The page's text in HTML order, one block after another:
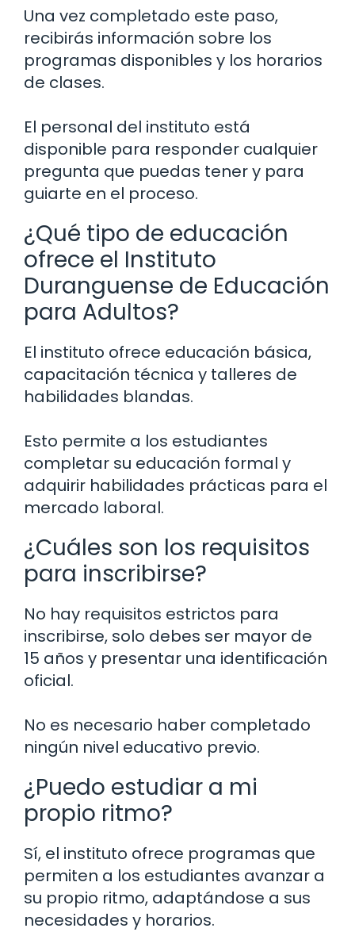
Una vez completado este paso,
recibirás información sobre los
programas disponibles y los horarios
de clases.
El personal del instituto está
disponible para responder cualquier
pregunta que puedas tener y para
guiarte en el proceso.
¿Qué tipo de educación
ofrece el Instituto
Duranguense de Educación
para Adultos?
El instituto ofrece educación básica,
capacitación técnica y talleres de
habilidades blandas.
Esto permite a los estudiantes
completar su educación formal y
adquirir habilidades prácticas para el
mercado laboral.
¿Cuáles son los requisitos
para inscribirse?
No hay requisitos estrictos para
inscribirse, solo debes ser mayor de
15 años y presentar una identificación
oficial.
No es necesario haber completado
ningún nivel educativo previo.
¿Puedo estudiar a mi
propio ritmo?
Sí, el instituto ofrece programas que
permiten a los estudiantes avanzar a
su propio ritmo, adaptándose a sus
necesidades y horarios.